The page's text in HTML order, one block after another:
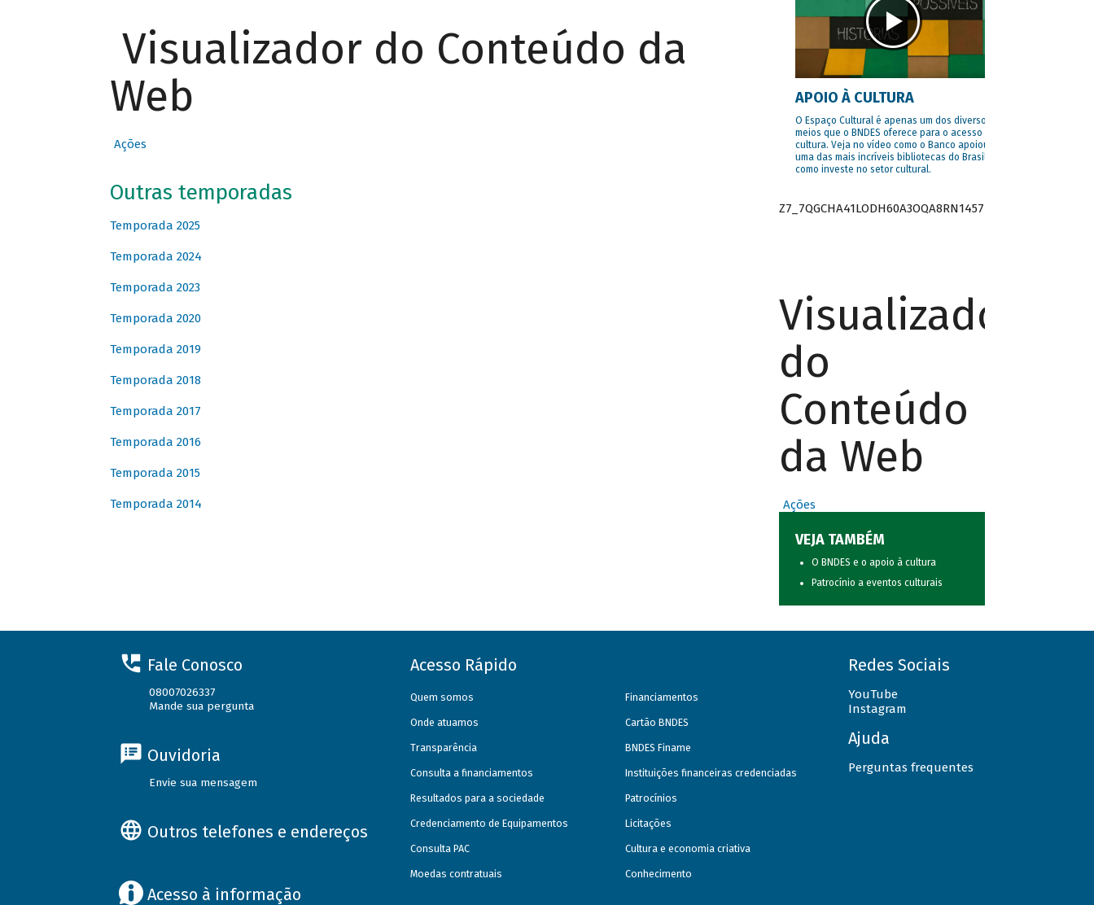
Visualizador do Conteúdo da
Web
Ações
Outras temporadas
Temporada 2025
Temporada 2024
Temporada 2023
Temporada 2020
Temporada 2019
Temporada 2018
Temporada 2017
Temporada 2016
Temporada 2015
Temporada 2014
APOIO À CULTURA
O Espaço Cultural é apenas um dos diversos
meios que o BNDES oferece para o acesso à
cultura. Veja no vídeo como o Banco apoiou
uma das mais incríveis bibliotecas do Brasil e
como investe no setor cultural.
Z7_7QGCHA41LODH60A3OQA8RN1457
Visualizador
do
Conteúdo
da Web
Ações
VEJA TAMBÉM
O BNDES e o apoio à cultura
Patrocínio a eventos culturais
Fale Conosco
08007026337
Mande sua pergunta
Ouvidoria
Envie sua mensagem
Outros telefones e endereços
Acesso à informação
Acesso Rápido
Quem somos
Onde atuamos
Transparência
Consulta a financiamentos
Resultados para a sociedade
Credenciamento de Equipamentos
Consulta PAC
Moedas contratuais
Financiamentos
Cartão BNDES
BNDES Finame
Instituições financeiras credenciadas
Patrocínios
Licitações
Cultura e economia criativa
Conhecimento
Redes Sociais
YouTube
Instagram
Ajuda
Perguntas frequentes